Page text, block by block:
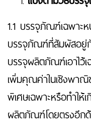
1.1 บรรจุภัณฑ์เฉพาะ
บรรจุภัณฑ์ที่สัมผัสอยู่
บรรจุผลิตภัณฑ์เอาไว้
เพิ่มคุณค่าในเชิงพา
พิเศษเฉพาะหรือทำใ
ผลิตภัณฑ์โดยตรงอีก